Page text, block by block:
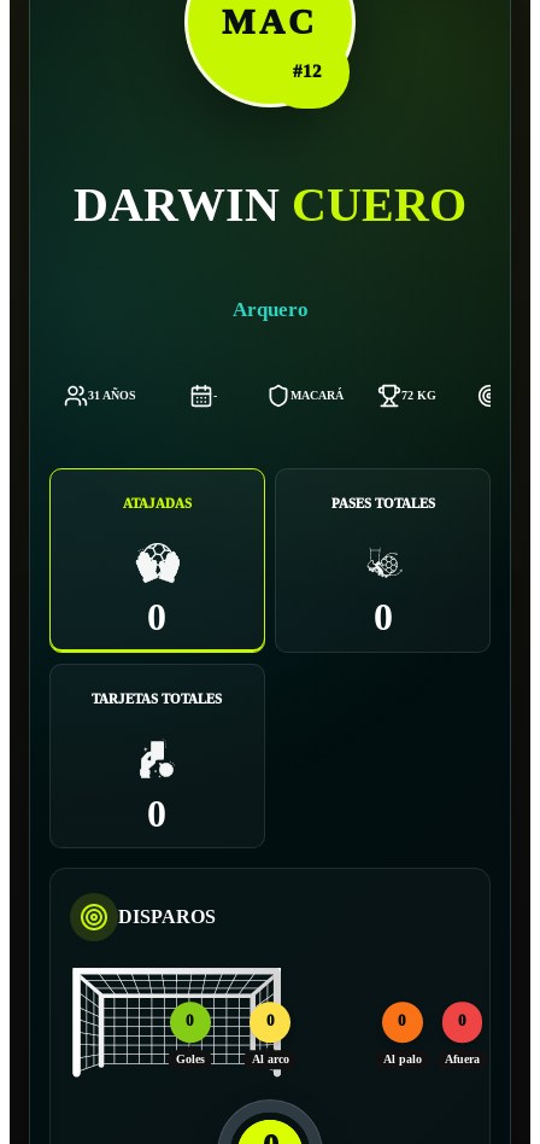
MAC
#12
DARWIN CUERO
Arquero
31 AÑOS - MACARÁ 72 KG
ATAJADAS
0
PASES TOTALES
0
TARJETAS TOTALES
0
DISPAROS
0
Goles
0
Al arco
0
Al palo
0
Afuera